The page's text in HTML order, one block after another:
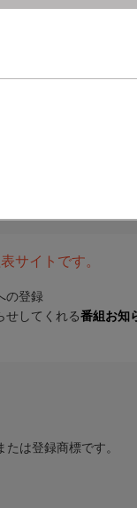
サイトです。
の登録
せしてくれる番組お知
は登録商標です。